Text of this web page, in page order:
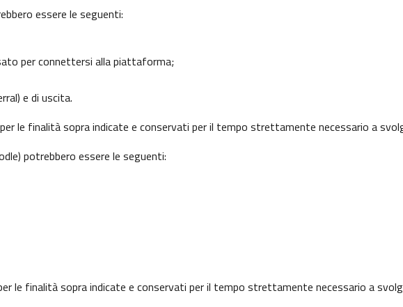
essere le seguenti:
per connettersi alla piattaforma;
e di uscita.
le finalità sopra indicate e conservati per il tempo strettamente necessario a
potrebbero essere le seguenti:
le finalità sopra indicate e conservati per il tempo strettamente necessario a